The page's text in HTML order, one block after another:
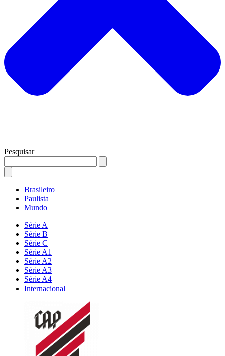
Pesquisar
Brasileiro
Paulista
Mundo
Série A
Série B
Série C
Série A1
Série A2
Série A3
Série A4
Internacional